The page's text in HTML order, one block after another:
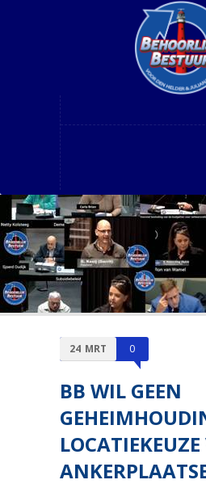
24 MRT 0
BB WIL GEEN